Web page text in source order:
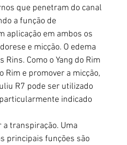
que penetram do canal
a função de
aplicação em ambos os
e micção. O edema
Como o Yang do Rim
Rim e promover a micção,
R7 pode ser utilizado
indicado
transpiração. Uma
principais funções são